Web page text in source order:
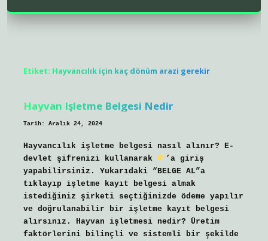
Etiket: Hayvancılık için kaç dönüm arazi gerekir
Hayvan Işletme Belgesi Nedir
Tarih: Aralık 24, 2024
Hayvancılık işletme belgesi nasıl alınır? E-
devlet şifrenizi kullanarak
’a giriş
yapabilirsiniz. Yukarıdaki “BELGE AL”a
tıklayıp işletme kayıt belgesi almak
istediğiniz şirketi seçtiğinizde ödeme yapılır
ve doğrulanabilir bir işletme kayıt belgesi
alırsınız. Hayvan işletmesi nedir? Üretim
faktörlerini bilinçli ve sistemli bir şekilde